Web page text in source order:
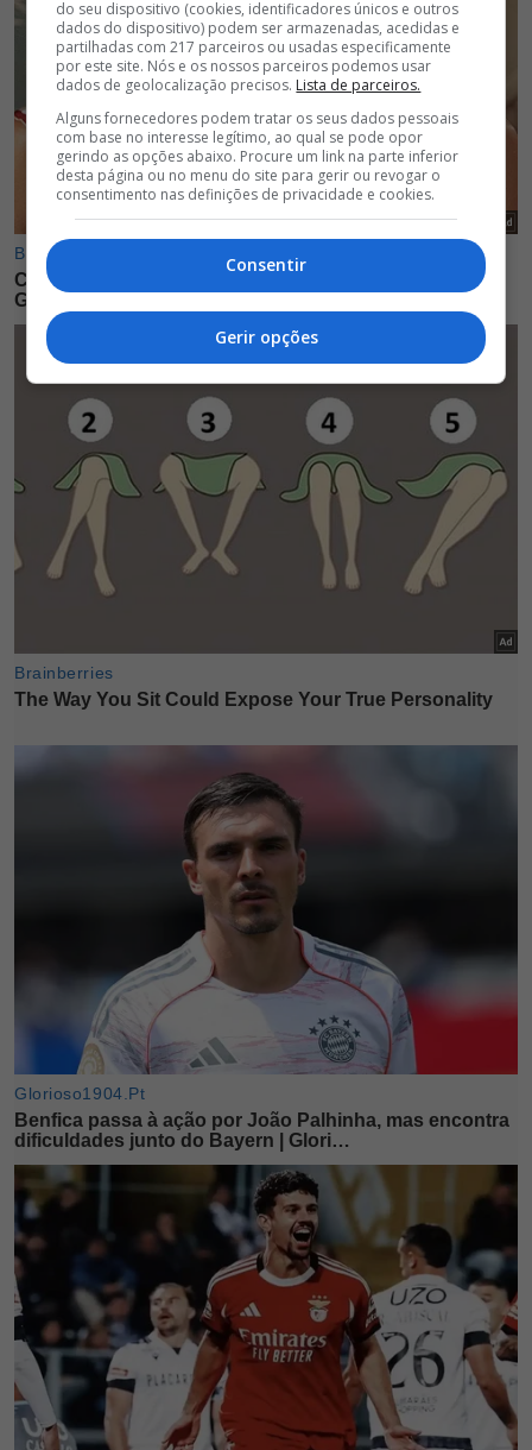
do seu dispositivo (cookies, identificadores únicos e outros
dados do dispositivo) podem ser armazenadas, acedidas e
partilhadas com 217 parceiros ou usadas especificamente
por este site. Nós e os nossos parceiros podemos usar
dados de geolocalização precisos. Lista de parceiros.
Alguns fornecedores podem tratar os seus dados pessoais
com base no interesse legítimo, ao qual se pode opor
gerindo as opções abaixo. Procure um link na parte inferior
desta página ou no menu do site para gerir ou revogar o
consentimento nas definições de privacidade e cookies.
Consentir
Gerir opções